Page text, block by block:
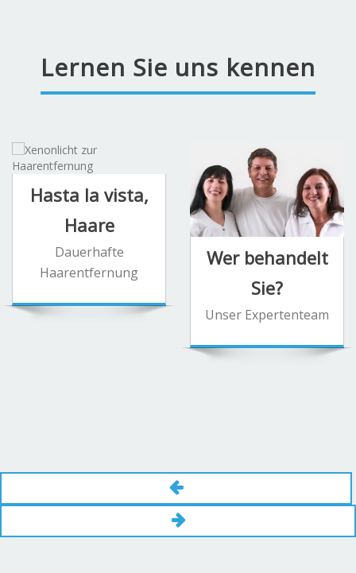
Lernen Sie uns kennen
Hasta la vista,
Haare
Dauerhafte
Haarentfernung
Wer behandelt
Sie?
Unser Expertenteam